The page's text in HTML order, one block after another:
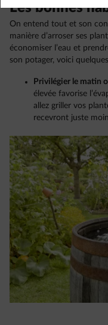
Les bonnes
On entend tout et son
manière d’arroser ses
économiser l’eau et
son potager, voici
Privilégier le matin
élevée favorise
allez griller vos
recevront juste